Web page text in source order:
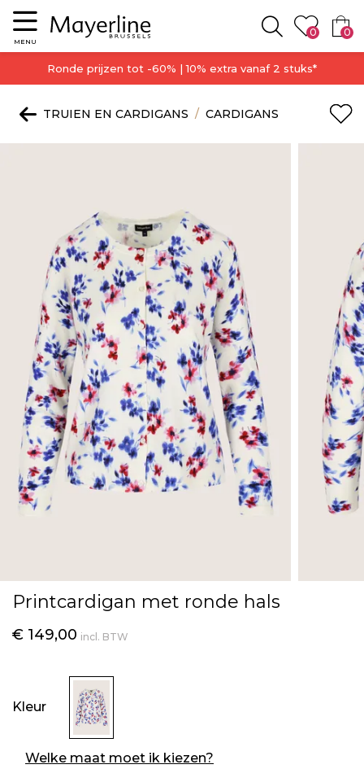
Menu
MENU Zoeken
0 0
Ronde prijzen tot -60% | 10% extra vanaf 2 stuks*
TRUIEN EN CARDIGANS CARDIGANS
Printcardigan met ronde hals
€ 149,00 incl. BTW
Kleur
Welke maat moet ik kiezen?